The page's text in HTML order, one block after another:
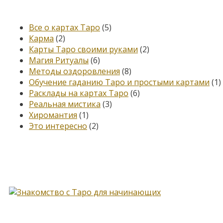
Все о картах Таро (5)
Карма (2)
Карты Таро своими руками (2)
Магия Ритуалы (6)
Методы оздоровления (8)
Обучение гаданию Таро и простыми картами (1)
Расклады на картах Таро (6)
Реальная мистика (3)
Хиромантия (1)
Это интересно (2)